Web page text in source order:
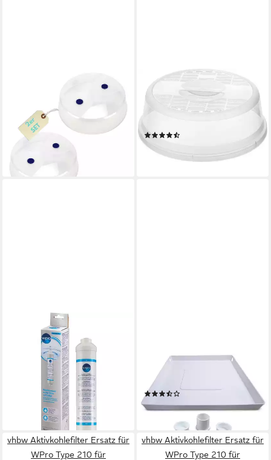
Mikrowellenhaube 27 cm
Mikrowellen Abdeckung
Deckel Cover
lieferbar - in 4-5 Werktagen bei dir
ROTHO
Mikrowellenbehälter Rotho
Mikrowellenabdeckhaube
ab 3,99 €
lieferbar - in 4-5 Werktagen bei dir
UNIVERSAL
Wasserhahnfilter USC100
Universal Kühlschrank-
Wasserfilter, Zubehör für
Side-by-Side Kühlschränke,
Whirlpool, Samsung, LG,
Bosch, Beko, Reduziert Chlor,
Geruch & Verunreinigungen.
Für viele Geräte.
lieferbar - in 2-3 Werktagen bei dir
Auffangbehälter 665 x 665
mm, für Waschmaschine
Spülmaschine
48,74 €
lieferbar - in 4-5 Werktagen bei dir
vhbw Aktivkohlefilter Ersatz für
WPro Type 210 für
vhbw Aktivkohlefilter Ersatz für
WPro Type 210 für